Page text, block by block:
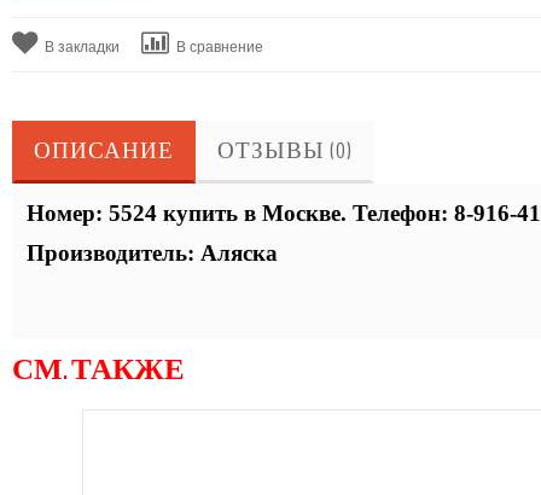
В закладки В сравнение
ОПИСАНИЕ ОТЗЫВЫ (0)
Номер: 5524 купить в Москве. Телефон: 8-916-
Производитель: Аляска
СМ. ТАКЖЕ